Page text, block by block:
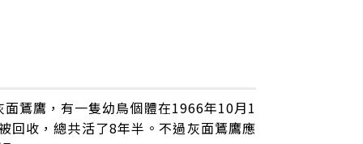
鵟鷹，有一隻幼鳥個體在1966年10月1
收，總共活了8年半。不過灰面鵟鷹應